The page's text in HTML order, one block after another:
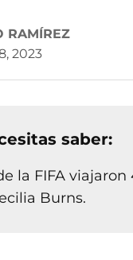
RAMÍREZ
2023
saber:
la FIFA
Burns.